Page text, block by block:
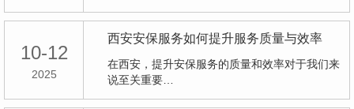
10-12
2025
西安安保服务如何提升服务质量与效率
在西安，提升安保服务的质量和效率对于我们来
说至关重要…